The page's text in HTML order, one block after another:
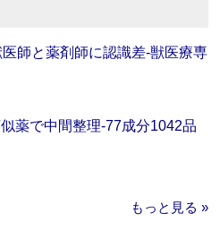
師と薬剤師に認識差‐獣医療専
薬で中間整理‐77成分1042品
もっと見る »